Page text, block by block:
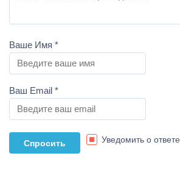
Ваше Имя *
Ваш Email *
Уведомить о ответе.